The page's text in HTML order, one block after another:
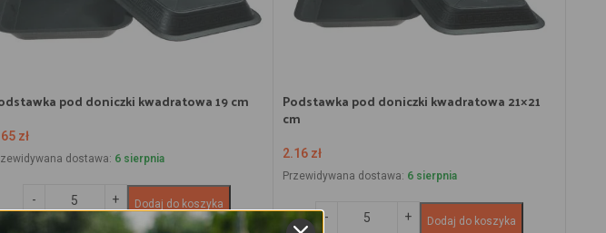
pod doniczki kwadratowa 19 cm
zł
dostawa: 6 sierpnia
Dodaj do koszyka
Podstawka pod doniczki kwadratowa 21×21
cm
2.16 zł
Przewidywana dostawa: 6 sierpnia
Dodaj do koszyka